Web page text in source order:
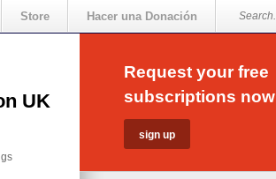
Store Hacer una Donación
UK
Request your free
subscriptions now